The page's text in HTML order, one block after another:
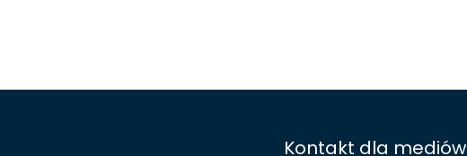
Kontakt dla mediów